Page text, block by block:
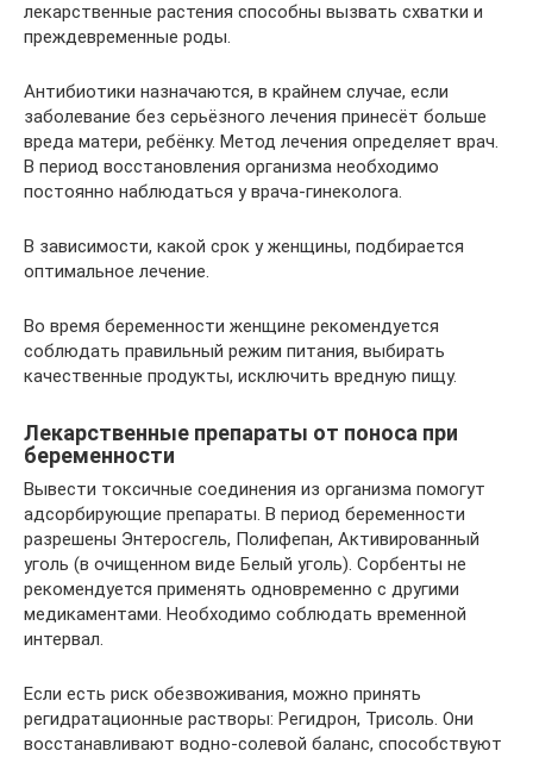
лекарственные растения способны вызвать схватки и
преждевременные роды.
Антибиотики назначаются, в крайнем случае, если
заболевание без серьёзного лечения принесёт больше
вреда матери, ребёнку. Метод лечения определяет врач.
В период восстановления организма необходимо
постоянно наблюдаться у врача-гинеколога.
В зависимости, какой срок у женщины, подбирается
оптимальное лечение.
Во время беременности женщине рекомендуется
соблюдать правильный режим питания, выбирать
качественные продукты, исключить вредную пищу.
Лекарственные препараты от поноса при
беременности
Вывести токсичные соединения из организма помогут
адсорбирующие препараты. В период беременности
разрешены Энтеросгель, Полифепан, Активированный
уголь (в очищенном виде Белый уголь). Сорбенты не
рекомендуется применять одновременно с другими
медикаментами. Необходимо соблюдать временной
интервал.
Если есть риск обезвоживания, можно принять
регидратационные растворы: Регидрон, Трисоль. Они
восстанавливают водно-солевой баланс, способствуют